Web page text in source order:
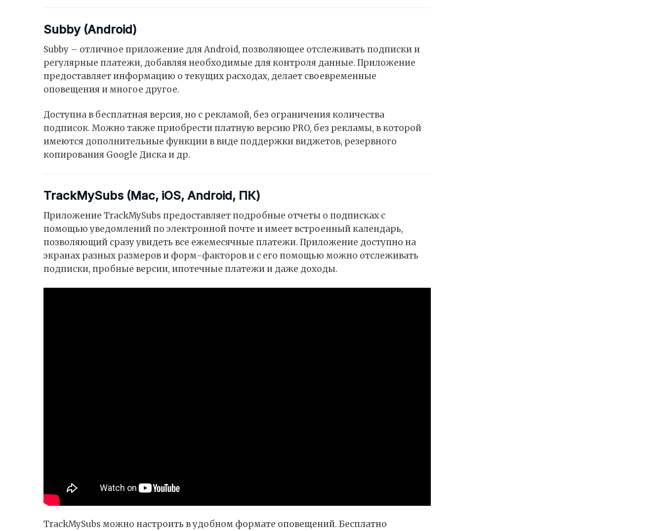
Subby (Android)
Subby – отличное приложение для Android, позволяющее отслеживать подписки и
регулярные платежи, добавляя необходимые для контроля данные. Приложение
предоставляет информацию о текущих расходах, делает своевременные
оповещения и многое другое.
Доступна в бесплатная версия, но с рекламой, без ограничения количества
подписок. Можно также приобрести платную версию PRO, без рекламы, в которой
имеются дополнительные функции в виде поддержки виджетов, резервного
копирования Google Диска и др.
TrackMySubs (Mac, iOS, Android, ПК)
Приложение TrackMySubs предоставляет подробные отчеты о подписках с
помощью уведомлений по электронной почте и имеет встроенный календарь,
позволяющий сразу увидеть все ежемесячные платежи. Приложение доступно на
экранах разных размеров и форм-факторов и с его помощью можно отслеживать
подписки, пробные версии, ипотечные платежи и даже доходы.
TrackMySubs можно настроить в удобном формате оповещений. Бесплатно